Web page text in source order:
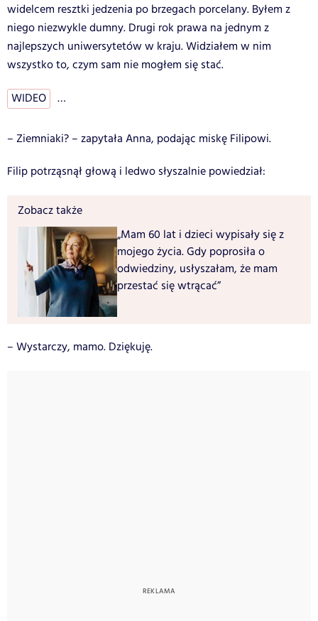
widelcem resztki jedzenia po brzegach porcelany. Byłem z
niego niezwykle dumny. Drugi rok prawa na jednym z
najlepszych uniwersytetów w kraju. Widziałem w nim
wszystko to, czym sam nie mogłem się stać.
WIDEO …
– Ziemniaki? – zapytała Anna, podając miskę Filipowi.
Filip potrząsnął głową i ledwo słyszalnie powiedział:
Zobacz także
„Mam 60 lat i dzieci wypisały się z
mojego życia. Gdy poprosiła o
odwiedziny, usłyszałam, że mam
przestać się wtrącać”
– Wystarczy, mamo. Dziękuję.